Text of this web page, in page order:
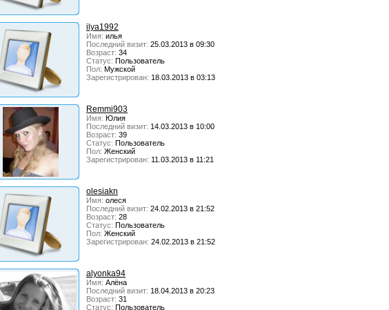
ilya1992
Имя: илья
Последний визит: 25.03.2013 в 09:30
Возраст: 34
Статус: Пользователь
Пол: Мужской
Зарегистрирован: 18.03.2013 в 03:13
Remmi903
Имя: Юлия
Последний визит: 14.03.2013 в 10:00
Возраст: 39
Статус: Пользователь
Пол: Женский
Зарегистрирован: 11.03.2013 в 11:21
olesiakn
Имя: олеся
Последний визит: 24.02.2013 в 21:52
Возраст: 28
Статус: Пользователь
Пол: Женский
Зарегистрирован: 24.02.2013 в 21:52
alyonka94
Имя: Алёна
Последний визит: 18.04.2013 в 20:23
Возраст: 31
Статус: Пользователь